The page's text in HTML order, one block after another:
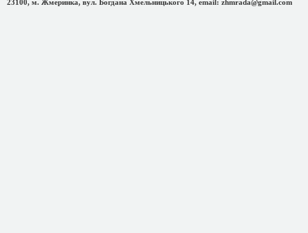
23100, м. Жмеринка, вул. Богдана Хмельницького 14, email: zhmrada@gmail.com